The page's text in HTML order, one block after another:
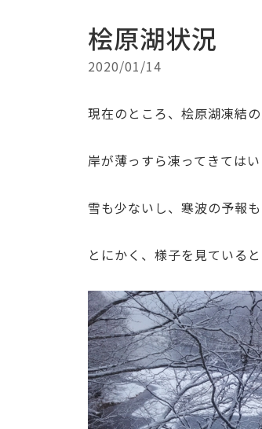
桧原湖状況
2020/01/14
現在のところ、桧原湖凍結
岸が薄っすら凍ってきては
雪も少ないし、寒波の予報
とにかく、様子を見ていると